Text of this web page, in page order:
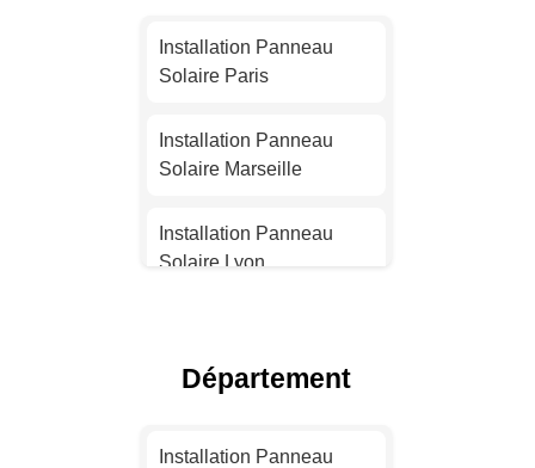
Installation Panneau
Solaire Paris
Installation Panneau
Solaire Marseille
Installation Panneau
Solaire Lyon
Solaire Nice
Département
Installation Panneau